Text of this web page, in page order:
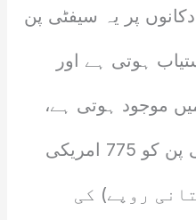
پر یہ سیفٹی پن
ہوتی ہے اور
موجود ہوتی ہے،
لیکن پراڈا نے اسی سیفٹی پن کو 775 امریکی
پاکستانی روپے) کی